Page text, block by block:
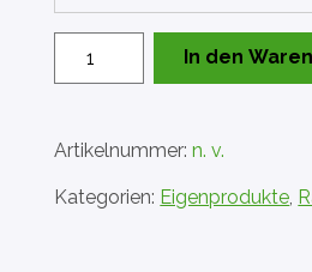
Menge
In den
Artikelnummer:n. v.
Kategorien: Eigenprodukte